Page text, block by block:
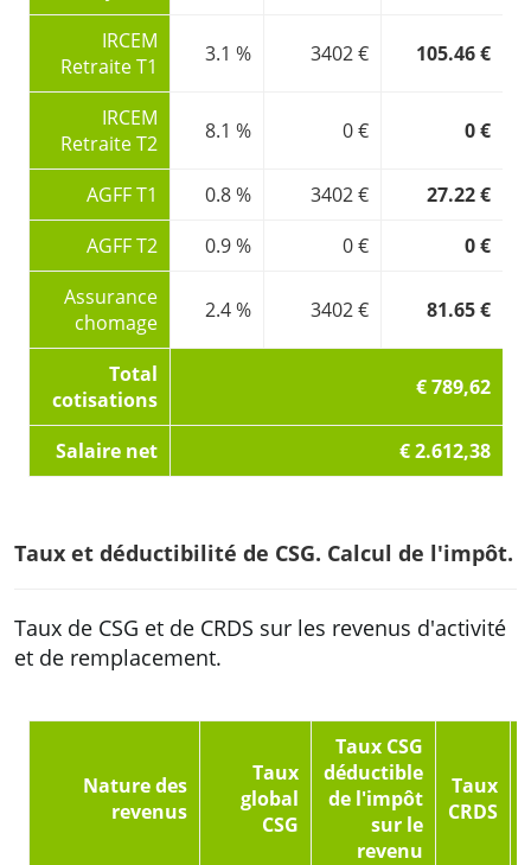
IRCEM
Retraite T1
3.1 % 3402 € 105.46 €
IRCEM
Retraite T2
8.1 % 0 € 0 €
AGFF T1 0.8 % 3402 €
27.22 €
AGFF T2
0.9 % 0 €
0 €
Assurance
chomage
2.4 % 3402 € 81.65 €
Total
cotisations
€ 789,62
Salaire net € 2.612,38
Taux et déductibilité de CSG. Calcul de l'impôt.
Taux de CSG et de CRDS sur les revenus d'activité
et de remplacement.
Nature des
revenus
Taux
global
CSG
Taux CSG
déductible
de l'impôt
sur le
revenu
Taux
CRDS